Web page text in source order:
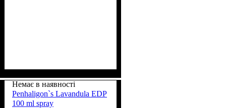
Немає в наявності
Penhaligon`s Lavandula EDP
100 ml spray